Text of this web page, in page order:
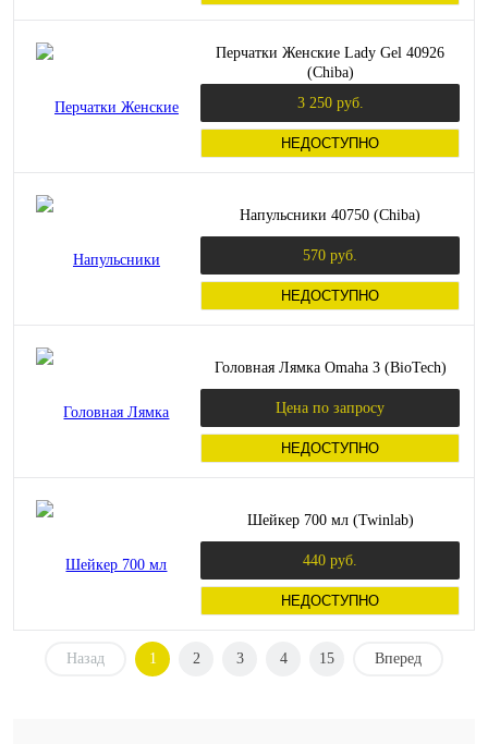
Перчатки Женские Lady Gel 40926
(Chiba)
3 250 руб.
НЕДОСТУПНО
Напульсники 40750 (Chiba)
570 руб.
НЕДОСТУПНО
Головная Лямка Omaha 3 (BioTech)
Цена по запросу
НЕДОСТУПНО
Шейкер 700 мл (Twinlab)
440 руб.
НЕДОСТУПНО
Назад 1 2 3 4 15 Вперед